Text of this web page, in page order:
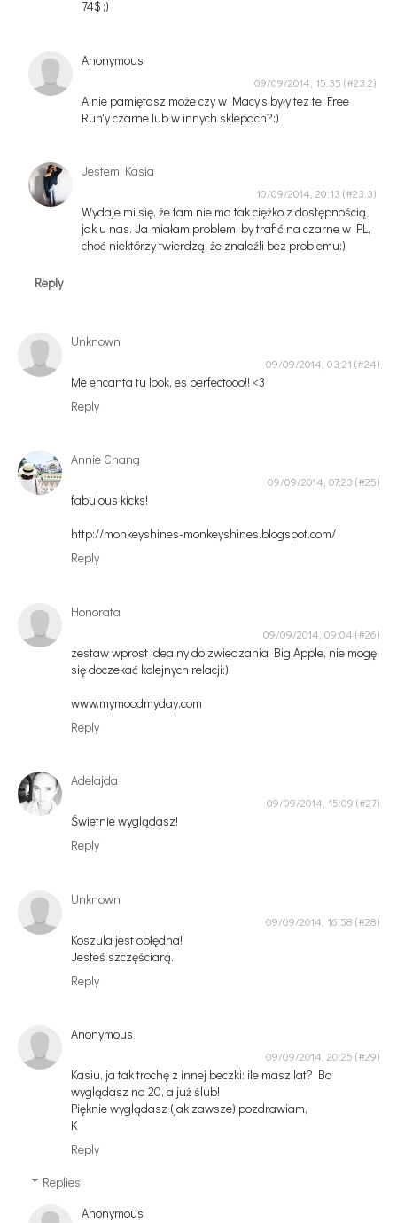
74$ ;)
Anonymous
09/09/2014, 15:35
A nie pamiętasz może czy w Macy's były tez te Free
Run'y czarne lub w innych sklepach?:)
Jestem Kasia
10/09/2014, 20:13
Wydaje mi się, że tam nie ma tak ciężko z dostępnością
jak u nas. Ja miałam problem, by trafić na czarne w PL,
choć niektórzy twierdzą, że znaleźli bez problemu:)
Reply
Unknown
09/09/2014, 03:21
Me encanta tu look, es perfectooo!! <3
Reply
Annie Chang
09/09/2014, 07:23
fabulous kicks!
http://monkeyshines-monkeyshines.blogspot.com/
Reply
Honorata
09/09/2014, 09:04
zestaw wprost idealny do zwiedzania Big Apple, nie mogę
się doczekać kolejnych relacji:)
www.mymoodmyday.com
Reply
Adelajda
09/09/2014, 15:09
Świetnie wyglądasz!
Reply
Unknown
09/09/2014, 16:58
Koszula jest obłędna!
Jesteś szczęściarą.
Reply
Anonymous
09/09/2014, 20:25
Kasiu, ja tak trochę z innej beczki: ile masz lat? Bo
wyglądasz na 20, a już ślub!
Pięknie wyglądasz (jak zawsze) pozdrawiam,
K
Reply
Replies
Anonymous